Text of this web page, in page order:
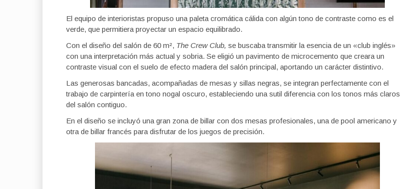
El equipo de interioristas propuso una paleta cromática cálida con algún tono de contraste como es el
verde, que permitiera proyectar un espacio equilibrado.
Con el diseño del salón de 60 m², The Crew Club, se buscaba transmitir la esencia de un «club inglés»
con una interpretación más actual y sobria. Se eligió un pavimento de microcemento que creara un
contraste visual con el suelo de efecto madera del salón principal, aportando un carácter distintivo.
Las generosas bancadas, acompañadas de mesas y sillas negras, se integran perfectamente con el
trabajo de carpintería en tono nogal oscuro, estableciendo una sutil diferencia con los tonos más claros
del salón contiguo.
En el diseño se incluyó una gran zona de billar con dos mesas profesionales, una de pool americano y
otra de billar francés para disfrutar de los juegos de precisión.